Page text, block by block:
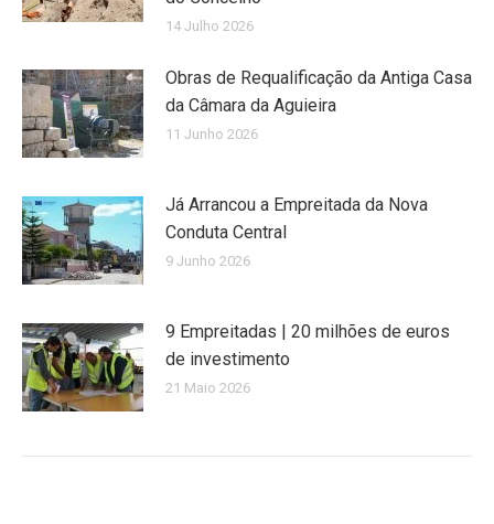
14 Julho 2026
Obras de Requalificação da Antiga Casa
da Câmara da Aguieira
11 Junho 2026
Já Arrancou a Empreitada da Nova
Conduta Central
9 Junho 2026
9 Empreitadas | 20 milhões de euros
de investimento
21 Maio 2026